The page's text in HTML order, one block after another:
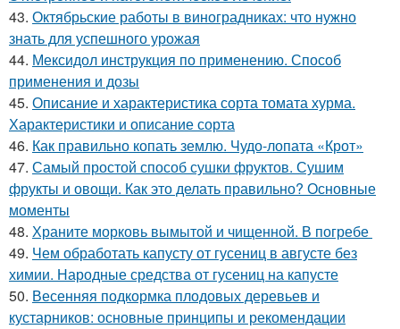
43. Октябрьские работы в виноградниках: что нужно
знать для успешного урожая
44. Мексидол инструкция по применению. Способ
применения и дозы
45. Описание и характеристика сорта томата хурма.
Характеристики и описание сорта
46. Как правильно копать землю. Чудо-лопата «Крот»
47. Самый простой способ сушки фруктов. Сушим
фрукты и овощи. Как это делать правильно? Основные
моменты
48. Храните морковь вымытой и чищенной. В погребе
49. Чем обработать капусту от гусениц в августе без
химии. Народные средства от гусениц на капусте
50. Весенняя подкормка плодовых деревьев и
кустарников: основные принципы и рекомендации